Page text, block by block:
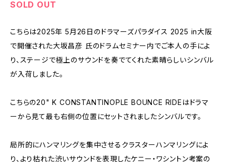
SOLD OUT
こちらは2025年 5月26日のドラマーズパラダイス 2025 in大阪
で開催された大坂昌彦 氏のドラムセミナー内でご本人の手によ
り、ステージで極上のサウンドを奏でてくれた素晴らしいシンバル
が入荷しました。
こちらの20" K CONSTANTINOPLE BOUNCE RIDEはドラマ
ーから見て最も右側の位置にセットされましたシンバルです。
局所的にハンマリングを集中させるクラスターハンマリングによ
り、より枯れた渋いサウンドを表現したケニー・ワシントン考案の